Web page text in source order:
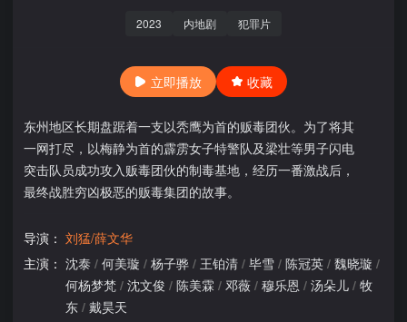
2023 内地剧 犯罪片
立即播放 收藏
东州地区长期盘踞着一支以秃鹰为首的贩毒团伙。为了将其
一网打尽，以梅静为首的霹雳女子特警队及梁壮等男子闪电
突击队员成功攻入贩毒团伙的制毒基地，经历一番激战后，
最终战胜穷凶极恶的贩毒集团的故事。
导演： 刘猛/薛文华
主演： 沈泰 / 何美璇 / 杨子骅 / 王铂清 / 毕雪 / 陈冠英 / 魏晓璇 /
何杨梦梵 / 沈文俊 / 陈美霖 / 邓薇 / 穆乐恩 / 汤朵儿 / 牧
东 / 戴昊天